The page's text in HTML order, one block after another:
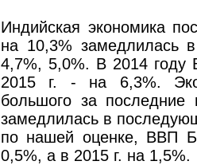
Индийская экономика
на 10,3% замедлилась
4,7%, 5,0%. В 2014 году
2015 г. - на 6,3%.
большого за
замедлилась в
по нашей оценке, ВВП
0,5%, а в 2015 г. на 1,5%.